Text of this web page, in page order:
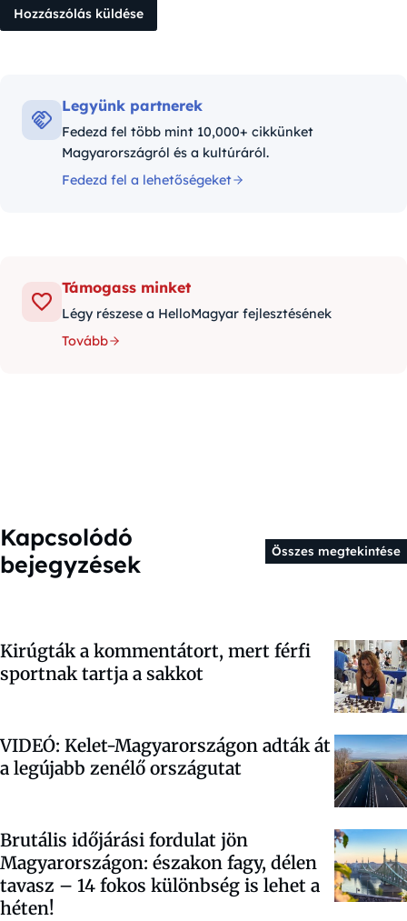
Legyünk partnerek
Fedezd fel több mint 10,000+ cikkünket
Magyarországról és a kultúráról.
Fedezd fel a lehetőségeket
Támogass minket
Légy részese a HelloMagyar fejlesztésének
Tovább
Kapcsolódó
bejegyzések
Összes megtekintése
Kirúgták a kommentátort, mert férfi
sportnak tartja a sakkot
VIDEÓ: Kelet-Magyarországon adták át
a legújabb zenélő országutat
Brutális időjárási fordulat jön
Magyarországon: északon fagy, délen
tavasz – 14 fokos különbség is lehet a
héten!